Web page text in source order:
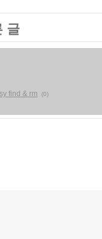
글
find & rm (0)